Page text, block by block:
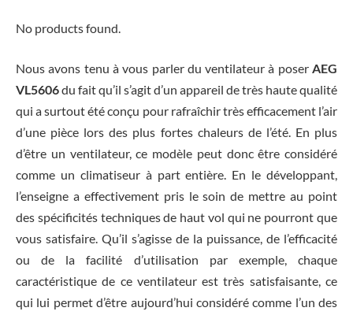
No products found.
Nous avons tenu à vous parler du ventilateur à poser AEG
VL5606du fait qu’il s’agit d’un appareil de très haute qualité
qui a surtout été conçu pour rafraîchir très efficacement l’air
d’une pièce lors des plus fortes chaleurs de l’été. En plus
d’être un ventilateur, ce modèle peut donc être considéré
comme un climatiseur à part entière. En le développant,
l’enseigne a effectivement pris le soin de mettre au point
des spécificités techniques de haut vol qui ne pourront que
vous satisfaire. Qu’il s’agisse de la puissance, de l’efficacité
ou de la facilité d’utilisation par exemple, chaque
caractéristique de ce ventilateur est très satisfaisante, ce
qui lui permet d’être aujourd’hui considéré comme l’un des